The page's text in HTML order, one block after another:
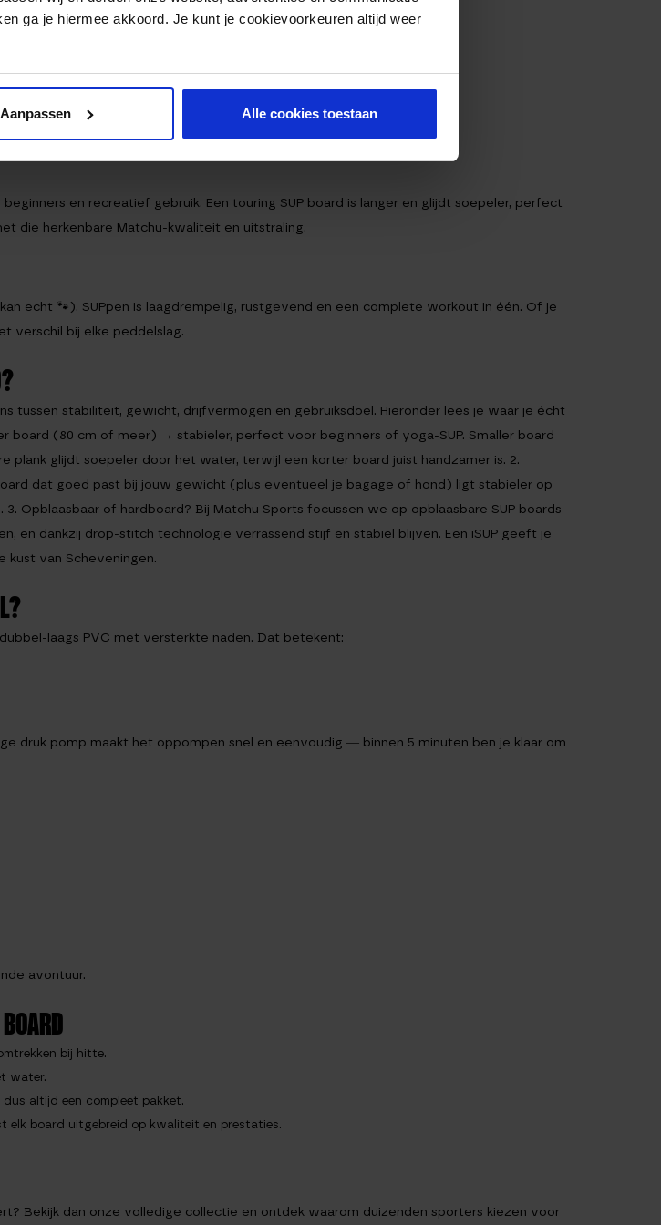
ga je hiermee akkoord. Je kunt je cookievoorkeuren altijd weer
Aanpassen Alle cookies toestaan
water op te gaan. Zó makkelijk kan avontuur beginnen.
en recreatief gebruik. Een touring SUP board is langer en glijdt soepeler, perfect
die herkenbare Matchu-kwaliteit en uitstraling.
echt 🐾). SUPpen is laagdrempelig, rustgevend en een complete workout in één. Of je
verschil bij elke peddelslag.
tussen stabiliteit, gewicht, drijfvermogen en gebruiksdoel. Hieronder lees je waar je écht
board (80 cm of meer) → stabieler, perfect voor beginners of yoga-SUP. Smaller board
glijdt soepeler door het water, terwijl een korter board juist handzamer is. 2.
dat goed past bij jouw gewicht (plus eventueel je bagage of hond) ligt stabieler op
Opblaasbaar of hardboard? Bij Matchu Sports focussen we op opblaasbare SUP boards
en dankzij drop-stitch technologie verrassend stijf en stabiel blijven. Een iSUP geeft je
van Scheveningen.
laags PVC met versterkte naden. Dat betekent:
druk pomp maakt het oppompen snel en eenvoudig — binnen 5 minuten ben je klaar om
avontuur.
bij hitte.
water.
altijd een compleet pakket.
elk board uitgebreid op kwaliteit en prestaties.
Bekijk dan onze volledige collectie en ontdek waarom duizenden sporters kiezen voor